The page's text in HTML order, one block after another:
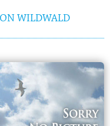
WILDWALD